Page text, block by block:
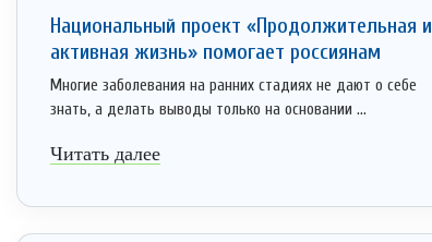
Национальный проект «Продолжительная и
активная жизнь» помогает россиянам
Многие заболевания на ранних стадиях не дают о себе
знать, а делать выводы только на основании ...
Читать далее